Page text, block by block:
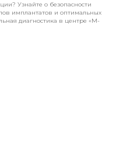
Узнайте о безопасности
имплантатов и оптимальных
диагностика в центре «М-